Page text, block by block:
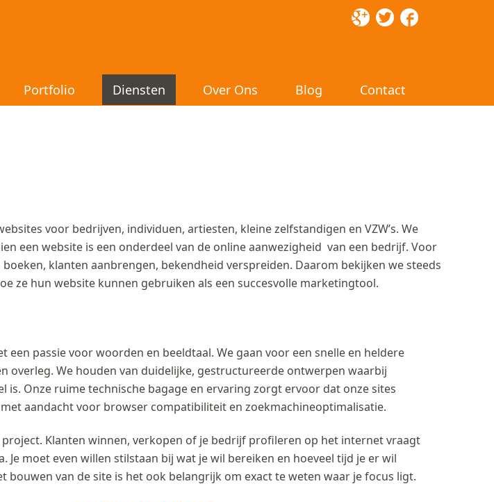
Portfolio Diensten Over Ons Blog Contact
voor bedrijven, individuen, artiesten, kleine zelfstandigen en VZW’s. We
een website is een onderdeel van de online aanwezigheid van een bedrijf. Voor
klanten aanbrengen, bekendheid verspreiden. Daarom bekijken we steeds
ze hun website kunnen gebruiken als een succesvolle marketingtool.
een passie voor woorden en beeldtaal. We gaan voor een snelle en heldere
overleg. We houden van duidelijke, gestructureerde ontwerpen waarbij
is. Onze ruime technische bagage en ervaring zorgt ervoor dat onze sites
aandacht voor browser compatibiliteit en zoekmachineoptimalisatie.
project. Klanten winnen, verkopen of je bedrijf profileren op het internet vraagt
Je moet even willen stilstaan bij wat je wil bereiken en hoeveel tijd je er wil
bouwen van de site is het ook belangrijk om exact te weten waar je focus ligt.